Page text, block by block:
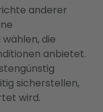
anderer
die
anbietet.
sicherstellen,
wird.